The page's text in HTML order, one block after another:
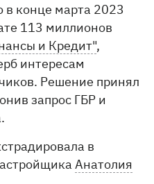
конце марта 2023
113 миллионов
и Кредит",
интересам
Решение принял
запрос ГБР и
в
Анатолия